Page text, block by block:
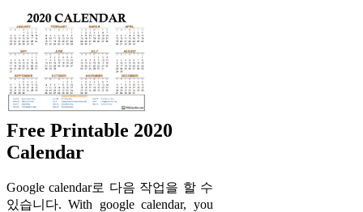
Free Printable 2020
Calendar
Google calendar로 다음 작업을 할 수
있습니다. With google calendar, you